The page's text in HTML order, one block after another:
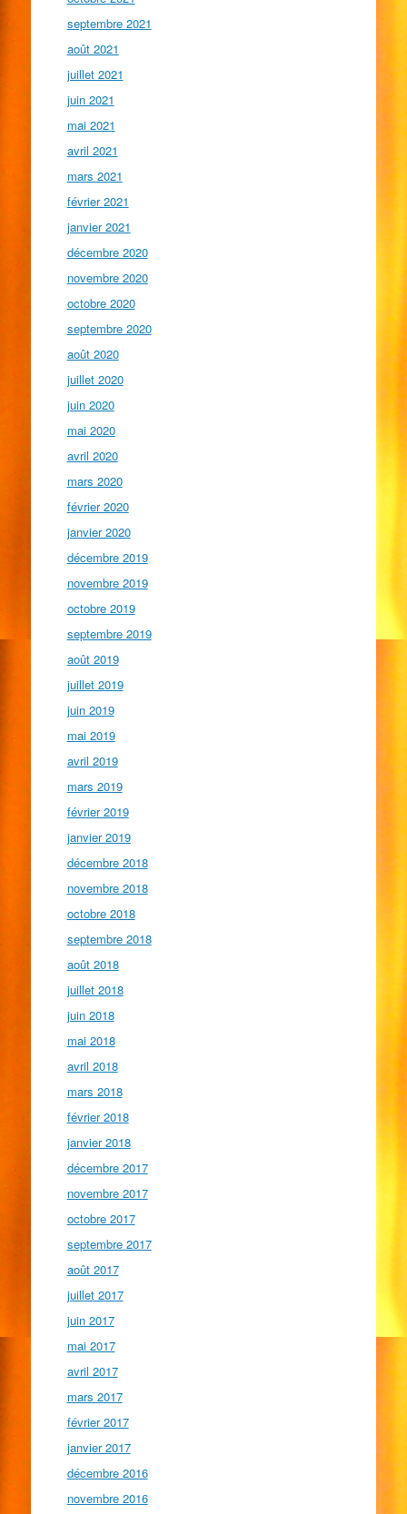
septembre 2021
août 2021
juillet 2021
juin 2021
mai 2021
avril 2021
mars 2021
février 2021
janvier 2021
décembre 2020
novembre 2020
octobre 2020
septembre 2020
août 2020
juillet 2020
juin 2020
mai 2020
avril 2020
mars 2020
février 2020
janvier 2020
décembre 2019
novembre 2019
octobre 2019
septembre 2019
août 2019
juillet 2019
juin 2019
mai 2019
avril 2019
mars 2019
février 2019
janvier 2019
décembre 2018
novembre 2018
octobre 2018
septembre 2018
août 2018
juillet 2018
juin 2018
mai 2018
avril 2018
mars 2018
février 2018
janvier 2018
décembre 2017
novembre 2017
octobre 2017
septembre 2017
août 2017
juillet 2017
juin 2017
mai 2017
avril 2017
mars 2017
février 2017
janvier 2017
décembre 2016
novembre 2016